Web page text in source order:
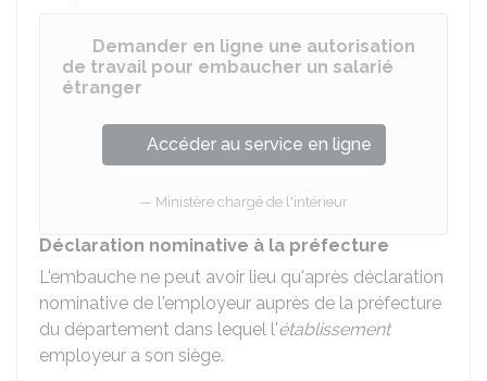
Demander en ligne une autorisation
de travail pour embaucher un salarié
étranger
Accéder au service en ligne
Ministère chargé de l'intérieur
Déclaration nominative à la préfecture
L'embauche ne peut avoir lieu qu'après déclaration
nominative de l'employeur auprès de la préfecture
du département dans lequel l'établissement
employeur a son siège.